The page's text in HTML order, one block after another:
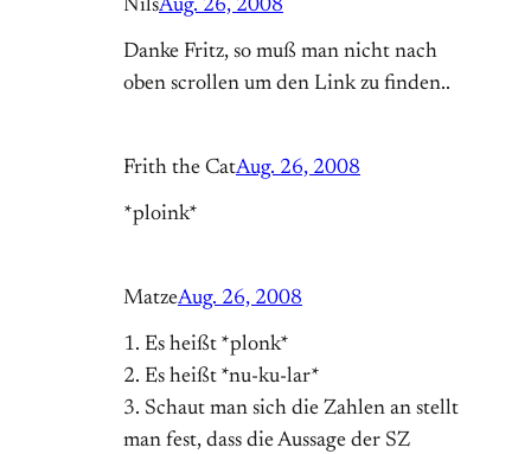
NilsAug. 26, 2008
Danke Fritz, so muß man nicht nach
oben scrollen um den Link zu finden..
Frith the CatAug. 26, 2008
*ploink*
MatzeAug. 26, 2008
1. Es heißt *plonk*
2. Es heißt *nu-ku-lar*
3. Schaut man sich die Zahlen an stellt
man fest, dass die Aussage der SZ